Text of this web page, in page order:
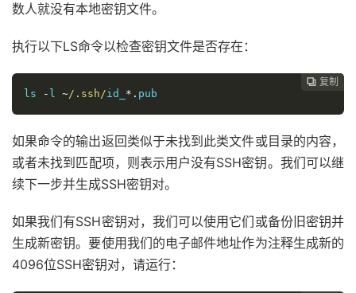
数人就没有本地密钥文件。
执行以下LS命令以检查密钥文件是否存在：
 复制
 复制
 复制
 复制
 复制
 复制
 复制
 复制
 复制
 复制
 复制
 复制
 复制
 复制
 复制
 复制
 复制
 复制
ls
- l ~/.ssh/id_ *. pub
如果命令的输出返回类似于未找到此类文件或目录的内容，
或者未找到匹配项，则表示用户没有SSH密钥。我们可以继
续下一步并生成SSH密钥对。
如果我们有SSH密钥对，我们可以使用它们或备份旧密钥并
生成新密钥。要使用我们的电子邮件地址作为注释生成新的
4096位SSH密钥对，请运行：